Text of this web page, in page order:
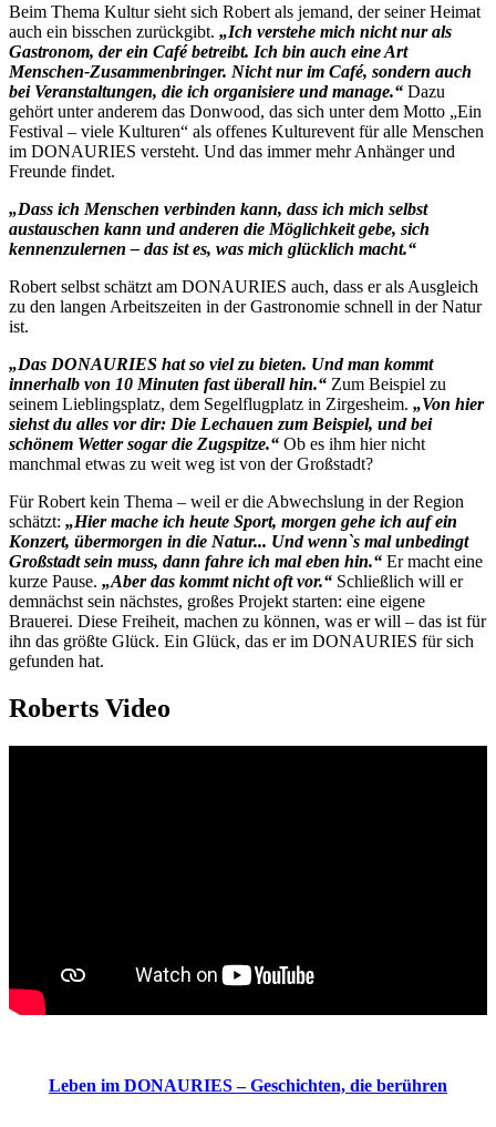
Beim Thema Kultur sieht sich Robert als jemand, der seiner Heimat
auch ein bisschen zurückgibt. „Ich verstehe mich nicht nur als
Gastronom, der ein Café betreibt. Ich bin auch eine Art
Menschen-Zusammenbringer. Nicht nur im Café, sondern auch
bei Veranstaltungen, die ich organisiere und manage.“ Dazu
gehört unter anderem das Donwood, das sich unter dem Motto „Ein
Festival – viele Kulturen“ als offenes Kulturevent für alle Menschen
im DONAURIES versteht. Und das immer mehr Anhänger und
Freunde findet.
„Dass ich Menschen verbinden kann, dass ich mich selbst
austauschen kann und anderen die Möglichkeit gebe, sich
kennenzulernen – das ist es, was mich glücklich macht.“
Robert selbst schätzt am DONAURIES auch, dass er als Ausgleich
zu den langen Arbeitszeiten in der Gastronomie schnell in der Natur
ist.
„Das DONAURIES hat so viel zu bieten. Und man kommt
innerhalb von 10 Minuten fast überall hin.“ Zum Beispiel zu
seinem Lieblingsplatz, dem Segelflugplatz in Zirgesheim. „Von hier
siehst du alles vor dir: Die Lechauen zum Beispiel, und bei
schönem Wetter sogar die Zugspitze.“ Ob es ihm hier nicht
manchmal etwas zu weit weg ist von der Großstadt?
Für Robert kein Thema – weil er die Abwechslung in der Region
schätzt: „Hier mache ich heute Sport, morgen gehe ich auf ein
Konzert, übermorgen in die Natur... Und wenn`s mal unbedingt
Großstadt sein muss, dann fahre ich mal eben hin.“ Er macht eine
kurze Pause. „Aber das kommt nicht oft vor.“ Schließlich will er
demnächst sein nächstes, großes Projekt starten: eine eigene
Brauerei. Diese Freiheit, machen zu können, was er will – das ist für
ihn das größte Glück. Ein Glück, das er im DONAURIES für sich
gefunden hat.
Roberts Video
Leben im DONAURIES – Geschichten, die berühren